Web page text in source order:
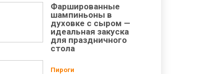
Фаршированные
шампиньоны в
духовке с сыром —
идеальная закуска
для праздничного
стола
Пироги